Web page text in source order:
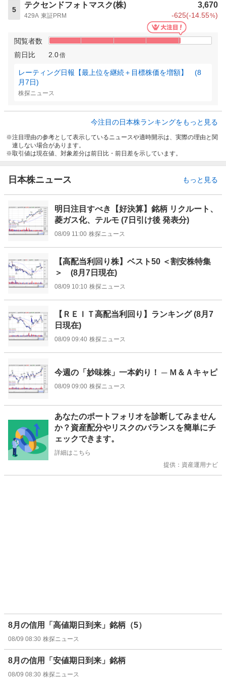
5
テクセンドフォトマスク(株) 3,670
429A 東証PRM -625(-14.55%)
閲覧者数
前日比
2.0倍
レーティング日報【最上位を継続＋目標株価を増額】 (8
月7日)
株探ニュース
今注目の日本株ランキングをもっと見る
注目理由の参考として表示しているニュースや適時開示は、実際の理由と関
連しない場合があります。
取引値は現在値、対象差分は前日比・前日差を示しています。
日本株ニュース もっと見る
明日注目すべき【好決算】銘柄 リクルート、
菱ガス化、テルモ (7日引け後 発表分)
08/09 11:00 株探ニュース
【高配当利回り株】ベスト50 ＜割安株特集
＞ (8月7日現在)
08/09 10:10 株探ニュース
【ＲＥＩＴ高配当利回り】ランキング (8月7
日現在)
08/09 09:40 株探ニュース
今週の「妙味株」一本釣り！ ─ Ｍ＆Ａキャピ
08/09 09:00 株探ニュース
あなたのポートフォリオを診断してみません
か？資産配分やリスクのバランスを簡単にチ
ェックできます。
詳細はこちら
提供：資産運用ナビ
8月の信用「高値期日到来」銘柄（5）
08/09 08:30 株探ニュース
8月の信用「安値期日到来」銘柄
08/09 08:30 株探ニュース